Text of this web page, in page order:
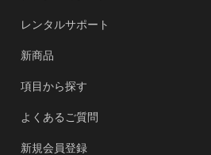
レンタルサポート
新商品
項目から探す
よくあるご質問
新規会員登録